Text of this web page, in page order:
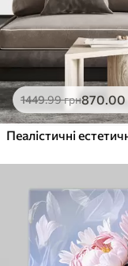
1449.99грн870.00